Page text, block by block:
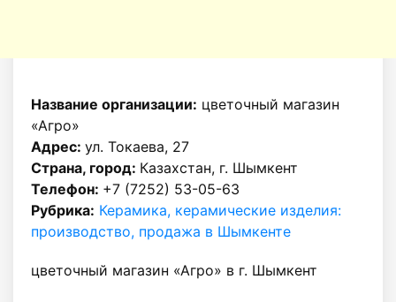
Название организации: цветочный магазин
«Агро»
Адрес: ул. Токаева, 27
Страна, город: Казахстан, г. Шымкент
Телефон: +7 (7252) 53-05-63
Рубрика: Керамика, керамические изделия:
производство, продажа в Шымкенте
цветочный магазин «Агро» в г. Шымкент